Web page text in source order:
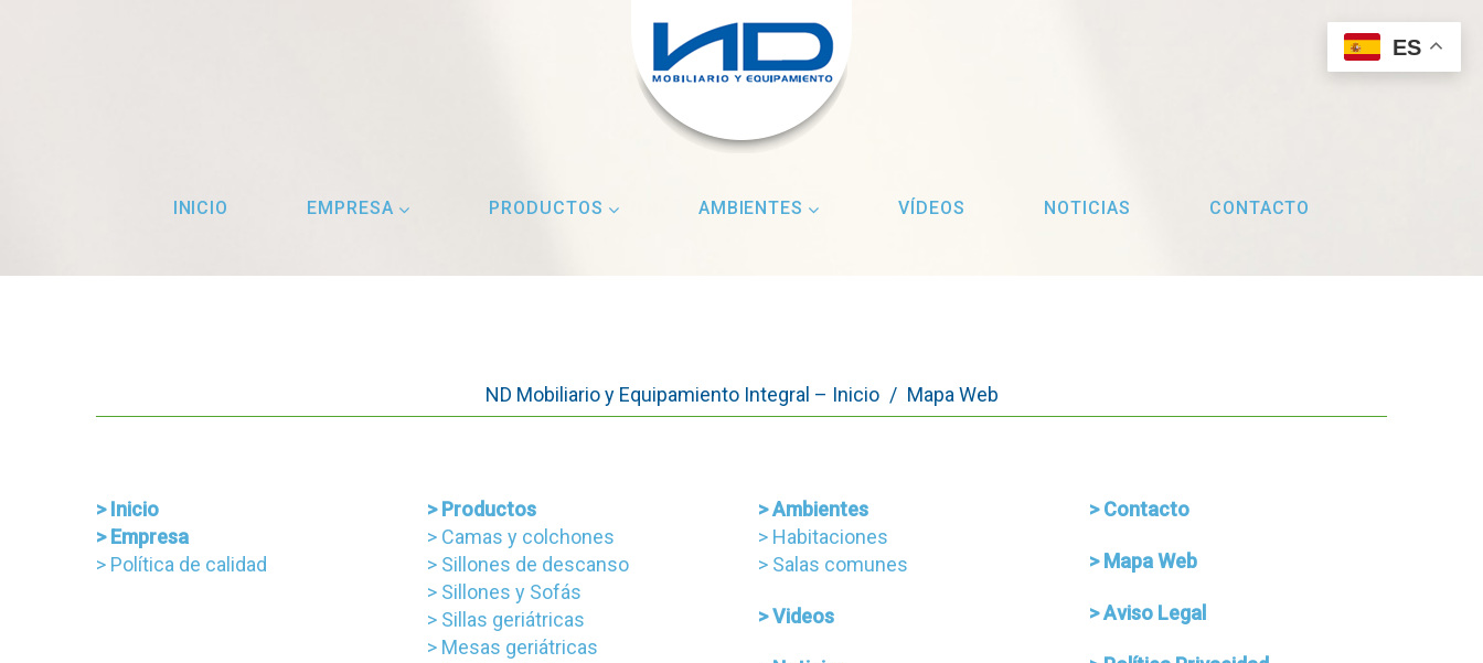
INICIO EMPRESA PRODUCTOS AMBIENTES VÍDEOS NOTICIAS CONTACTO
ND Mobiliario y Equipamiento Integral – Inicio / Mapa Web
> Inicio
> Empresa
> Política de calidad
> Productos
> Camas y colchones
> Sillones de descanso
> Sillones y Sofás
> Sillas geriátricas
> Mesas geriátricas
> Ambientes
> Habitaciones
> Salas comunes
> Videos
> Contacto
> Mapa Web
> Aviso Legal
ES